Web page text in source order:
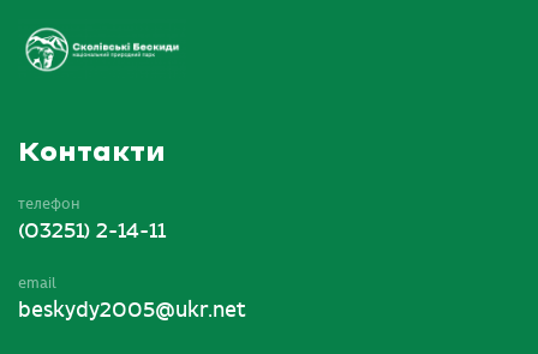
Контакти
телефон
(03251) 2-14-11
email
beskydy2005@ukr.net